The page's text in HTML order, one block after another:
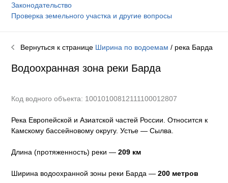
Законодательство
Проверка земельного участка и другие вопросы
Вернуться к странице Ширина по водоемам / река Барда
Водоохранная зона реки Барда
Код водного объекта: 10010100812111100012807
Река Европейской и Азиатской частей России. Относится к
Камскому бассейновому округу.Устье — Сылва.
Длина (протяженность) реки —209 км
Ширина водоохранной зоны реки Барда —200 метров